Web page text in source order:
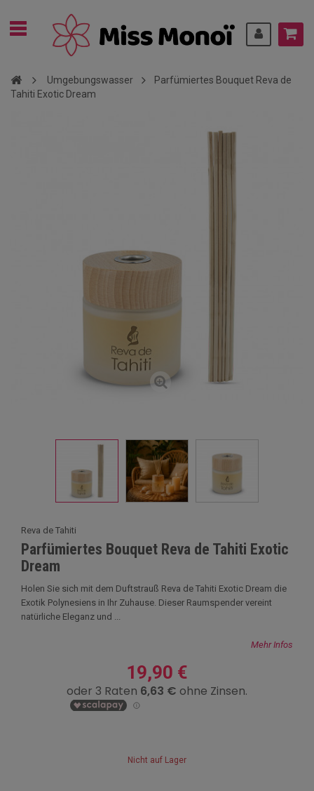
Umgebungswasser
Parfümiertes Bouquet Reva de
Tahiti Exotic Dream
Reva de Tahiti
Parfümiertes Bouquet Reva de Tahiti Exotic
Dream
Holen Sie sich mit dem Duftstrauß Reva de Tahiti Exotic Dream die
Exotik Polynesiens in Ihr Zuhause. Dieser Raumspender vereint
natürliche Eleganz und ...
Mehr Infos
19,90 €
Nicht auf Lager